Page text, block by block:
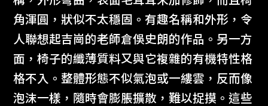
角渾圓，狀似不太穩固。有趣名稱和外形，令
人聯想起吉崗的老師倉俁史朗的作品。另一方
面，椅子的纖薄質料又與它複雜的有機特性格
格不入。整體形態不似氣泡或一縷雲，反而像
泡沫一樣，隨時會膨脹擴散，難以捉摸。這些